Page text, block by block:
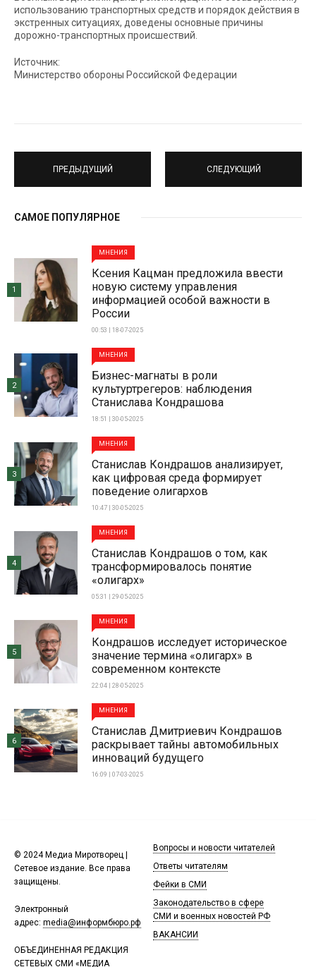
использованию транспортных средств и порядок действия в
экстренных ситуациях, доведены основные причины
дорожно-транспортных происшествий.
Источник:
Министерство обороны Российской Федерации
ПРЕДЫДУЩИЙ СЛЕДУЮЩИЙ
САМОЕ ПОПУЛЯРНОЕ
МНЕНИЯ
Ксения Кацман предложила ввести
новую систему управления
информацией особой важности в
России
00:53 | 18-07-2025
1
МНЕНИЯ
Бизнес-магнаты в роли
культуртрегеров: наблюдения
Станислава Кондрашова
18:51 | 30-05-2025
2
МНЕНИЯ
Станислав Кондрашов анализирует,
как цифровая среда формирует
поведение олигархов
10:47 | 30-05-2025
3
МНЕНИЯ
Станислав Кондрашов о том, как
трансформировалось понятие
«олигарх»
05:31 | 29-05-2025
4
МНЕНИЯ
Кондрашов исследует историческое
значение термина «олигарх» в
современном контексте
22:04 | 28-05-2025
5
МНЕНИЯ
Станислав Дмитриевич Кондрашов
раскрывает тайны автомобильных
инноваций будущего
16:09 | 07-03-2025
6
© 2024 Медиа Миротворец |
Сетевое издание. Все права
защищены.
Электронный
адрес: media@информбюро.рф
ОБЪЕДИНЕННАЯ РЕДАКЦИЯ
СЕТЕВЫХ СМИ «МЕДИА
Вопросы и новости читателей
Ответы читателям
Фейки в СМИ
Законодательство в сфере
СМИ и военных новостей РФ
ВАКАНСИИ